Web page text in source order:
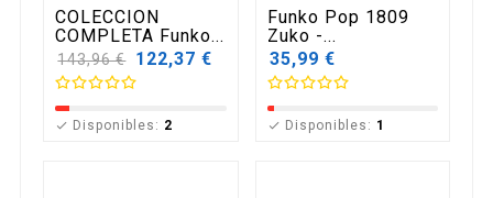
COLECCION
COMPLETA Funko...
Precio
base
143,96 € 122,37 €
 Disponibles: 2
Funko Pop 1809
Zuko -...
35,99 €
 Disponibles: 1